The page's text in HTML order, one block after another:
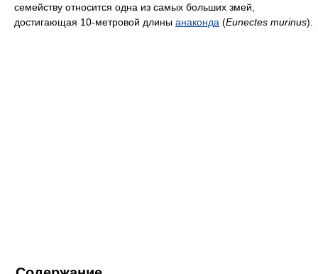
семейству относится одна из самых больших змей,
достигающая 10-метровой длины анаконда (Eunectes murinus).